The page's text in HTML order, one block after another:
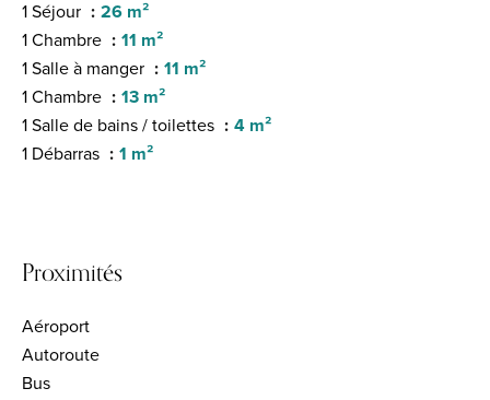
1 Séjour
26 m²
1 Chambre
11 m²
1 Salle à manger
11 m²
1 Chambre
13 m²
1 Salle de bains / toilettes
4 m²
1 Débarras
1 m²
Proximités
Aéroport
Autoroute
Bus